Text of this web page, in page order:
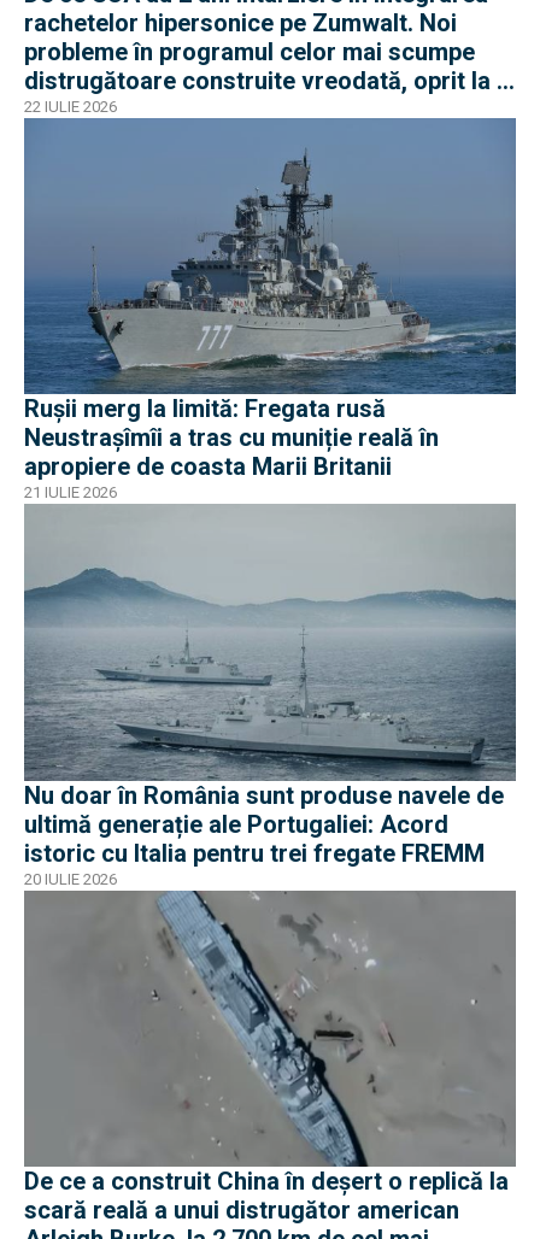
rachetelor hipersonice pe Zumwalt. Noi
probleme în programul celor mai scumpe
distrugătoare construite vreodată, oprit la 3
nave
22 IULIE 2026
Rușii merg la limită: Fregata rusă
Neustrașîmîi a tras cu muniție reală în
apropiere de coasta Marii Britanii
21 IULIE 2026
Nu doar în România sunt produse navele de
ultimă generație ale Portugaliei: Acord
istoric cu Italia pentru trei fregate FREMM
20 IULIE 2026
De ce a construit China în deșert o replică la
scară reală a unui distrugător american